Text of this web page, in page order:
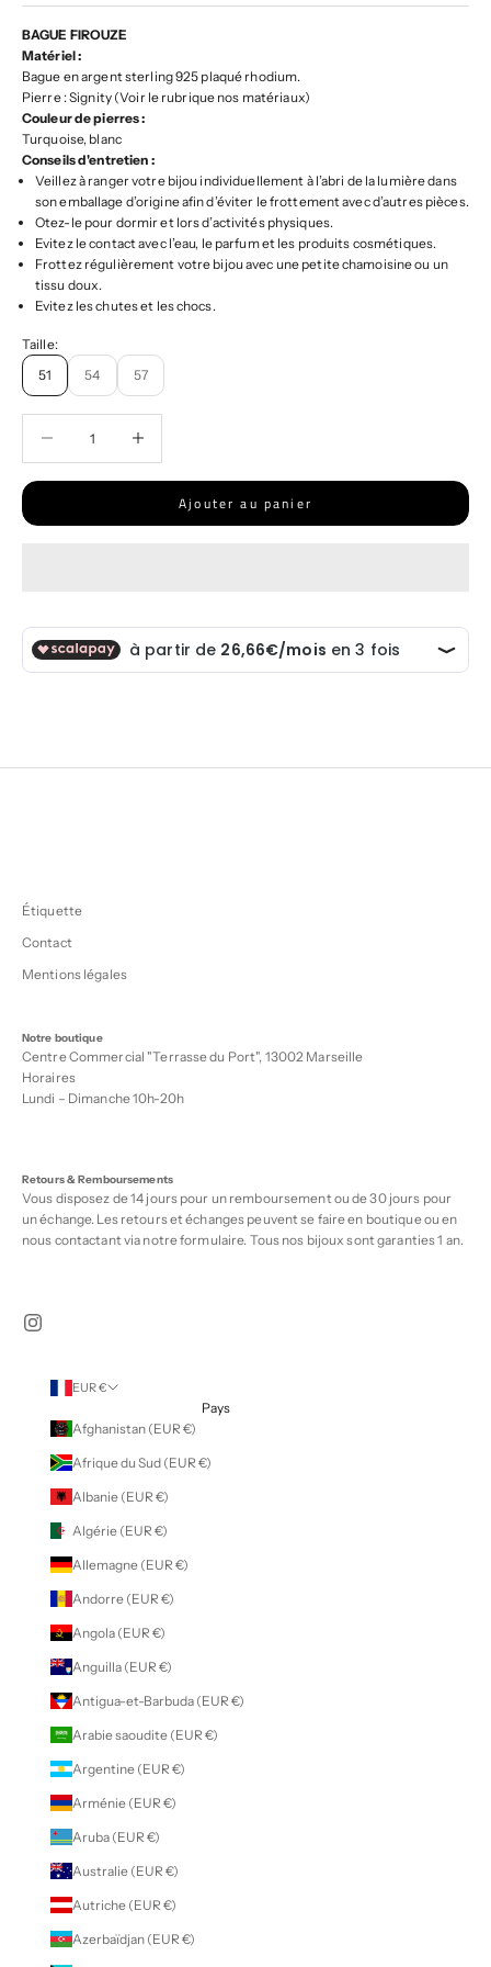
BAGUE FIROUZE
Matériel :
Bague en argent sterling 925 plaqué rhodium.
Pierre : Signity (Voir le rubrique nos matériaux)
Couleur de pierres :
Turquoise, blanc
Conseils d'entretien :
Veillez à ranger votre bijou individuellement à l’abri de la lumière dans
son emballage d’origine afin d’éviter le frottement avec d’autres pièces.
Otez-le pour dormir et lors d’activités physiques.
Evitez le contact avec l’eau, le parfum et les produits cosmétiques.
Frottez régulièrement votre bijou avec une petite chamoisine ou un
tissu doux.
Evitez les chutes et les chocs.
Taille:
51
54 57
Ajouter au panier
Étiquette
Contact
Mentions légales
Notre boutique
Centre Commercial "Terrasse du Port", 13002 Marseille
Horaires
Lundi – Dimanche 10h-20h
Retours & Remboursements
Vous disposez de 14 jours pour un remboursement ou de 30 jours pour
un échange. Les retours et échanges peuvent se faire en boutique ou en
nous contactant via notreformulaire. Tous nos bijoux sont garanties 1 an.
EUR €
Pays
Afghanistan (EUR €)
Afrique du Sud (EUR €)
Albanie (EUR €)
Algérie (EUR €)
Allemagne (EUR €)
Andorre (EUR €)
Angola (EUR €)
Anguilla (EUR €)
Antigua-et-Barbuda (EUR €)
Arabie saoudite (EUR €)
Argentine (EUR €)
Arménie (EUR €)
Aruba (EUR €)
Australie (EUR €)
Autriche (EUR €)
Azerbaïdjan (EUR €)